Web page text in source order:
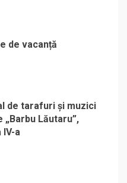
de vacanță
de tarafuri și muzici
„Barbu Lăutaru”,
IV-a